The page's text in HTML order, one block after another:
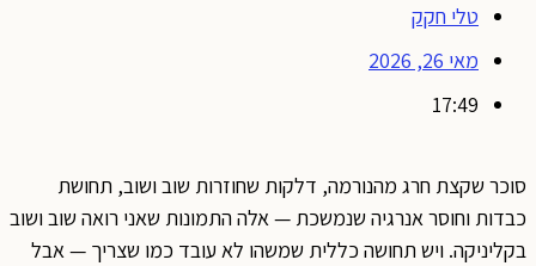
טלי חקק
מאי 26, 2026
17:49
סוכר שקצת חרג מהנורמה, דלקות שחוזרות שוב ושוב, תחושת
כבדות וחוסר אנרגיה שנמשכת — אלה התמונות שאני רואה שוב ושוב
בקליניקה. ויש תחושה כללית שמשהו לא עובד כמו שצריך — אבל